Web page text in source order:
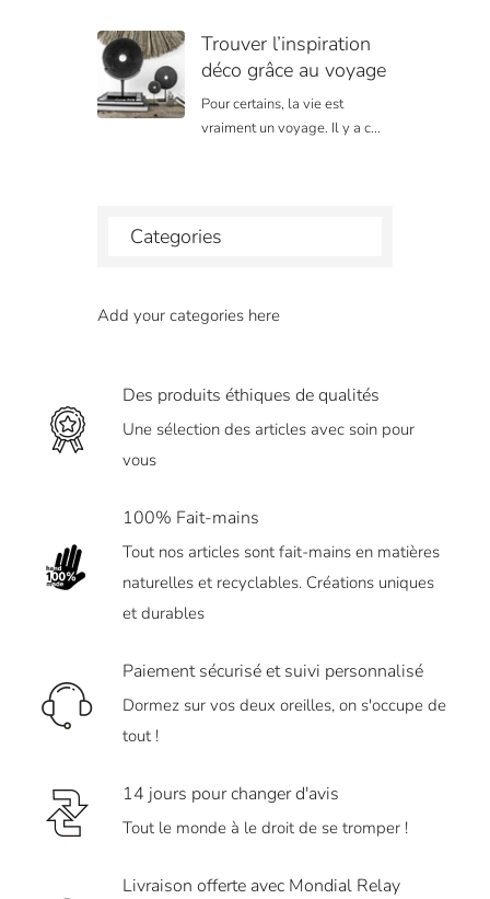
Trouver l’inspiration
déco grâce au voyage
Pour certains, la vie est
vraiment un voyage. Il y a c...
Categories
Add your categories here
Des produits éthiques de qualités
Une sélection des articles avec soin pour
vous
100% Fait-mains
Tout nos articles sont fait-mains en matières
naturelles et recyclables. Créations uniques
et durables
Paiement sécurisé et suivi personnalisé
Dormez sur vos deux oreilles, on s'occupe de
tout !
14 jours pour changer d'avis
Tout le monde à le droit de se tromper !
Livraison offerte avec Mondial Relay